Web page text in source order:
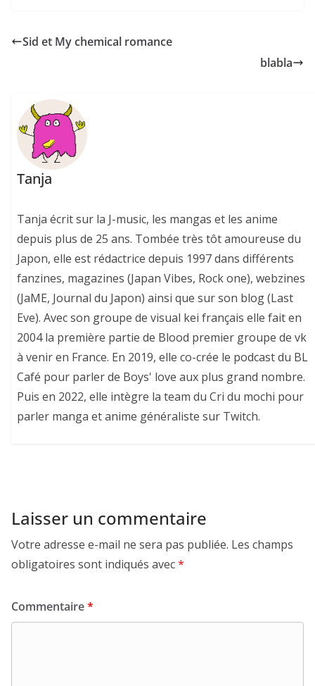
Sid et My chemical romance
blabla
Tanja
Tanja écrit sur la J-music, les mangas et les anime
depuis plus de 25 ans. Tombée très tôt amoureuse du
Japon, elle est rédactrice depuis 1997 dans différents
fanzines, magazines (Japan Vibes, Rock one), webzines
(JaME, Journal du Japon) ainsi que sur son blog (Last
Eve). Avec son groupe de visual kei français elle fait en
2004 la première partie de Blood premier groupe de vk
à venir en France. En 2019, elle co-crée le podcast du BL
Café pour parler de Boys' love aux plus grand nombre.
Puis en 2022, elle intègre la team du Cri du mochi pour
parler manga et anime généraliste sur Twitch.
Laisser un commentaire
Votre adresse e-mail ne sera pas publiée. Les champs
obligatoires sont indiqués avec*
Commentaire*